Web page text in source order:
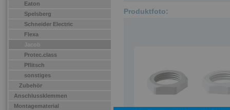
Eaton
Spelsberg
Schneider Electric
Flexa
Jacob
Protec.class
Pflitsch
sonstiges
Zubehör
Anschlussklemmen
Montagematerial
Produktfoto: